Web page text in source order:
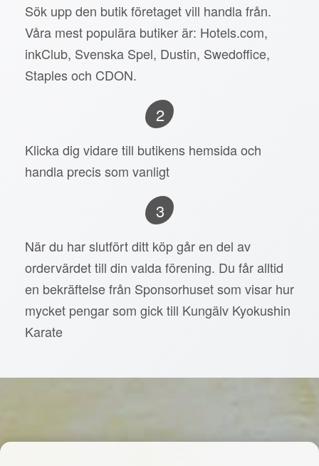
Sök upp den butik företaget vill handla från.
Våra mest populära butiker är: Hotels.com,
inkClub, Svenska Spel, Dustin, Swedoffice,
Staples och CDON.
2
Klicka dig vidare till butikens hemsida och
handla precis som vanligt
3
När du har slutfört ditt köp går en del av
ordervärdet till din valda förening. Du får alltid
en bekräftelse från Sponsorhuset som visar hur
mycket pengar som gick till Kungälv Kyokushin
Karate